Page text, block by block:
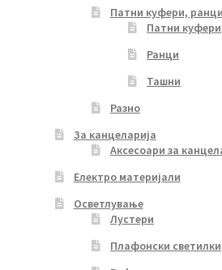
Патни куфери,
Патни куфери
Ранци
Ташни
Разно
За канцеларија
Аксесоари за
Електро материјали
Осветлување
Лустери
Плафонски светилки